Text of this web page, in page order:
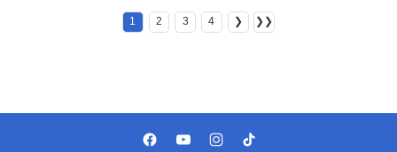
1 2 3 4 ❯ ❯❯